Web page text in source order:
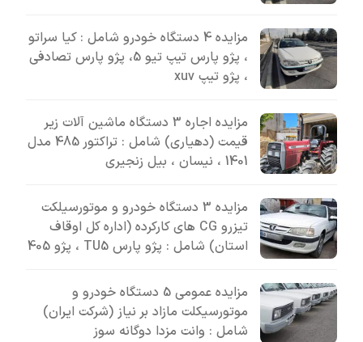
مزایده 4 دستگاه خودرو شامل : کیا سراتو
، پژو پارس تیپ تیو 5، پژو پارس تصادفی
، پژو تیپ xuv
مزایده اجاره 3 دستگاه ماشین آلات زیر
قیمت (دهیاری) شامل : تراکتور 485 مدل
1401 ، نیسان ، بیل زنجیری
مزایده 3 دستگاه خودرو و موتورسیلکت
تیزرو CG های کارکرده (اداره کل اوقاف
استان) شامل : پژو پارس TU5 ، پژو 405
مزایده عمومی 5 دستگاه خودرو و
موتورسیکلت مازاد بر نیاز (شرکت ایران)
شامل : وانت مزدا دوگانه سوز